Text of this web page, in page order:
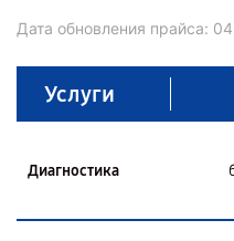
Дата обновления прайса:
Услуги
Диагностика